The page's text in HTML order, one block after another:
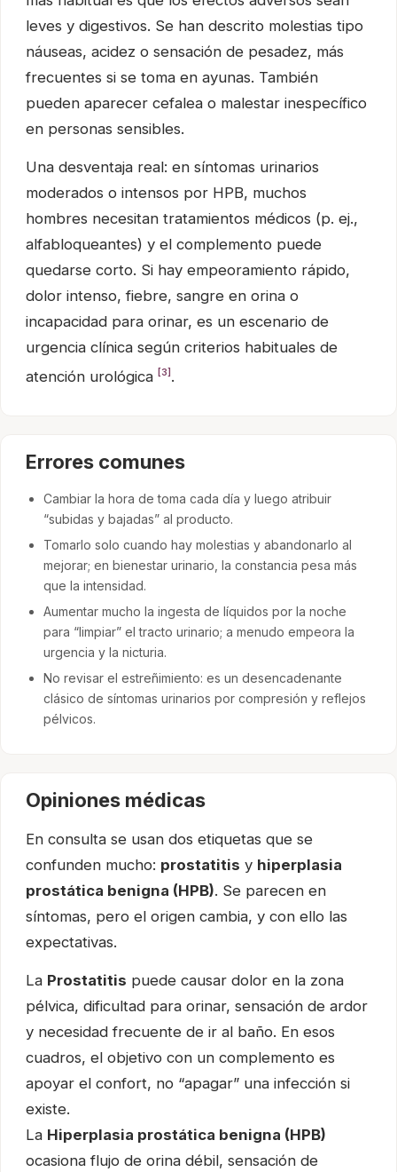
leves y digestivos. Se han descrito molestias tipo
náuseas, acidez o sensación de pesadez, más
frecuentes si se toma en ayunas. También
pueden aparecer cefalea o malestar inespecífico
en personas sensibles.
Una desventaja real: en síntomas urinarios
moderados o intensos por HPB, muchos
hombres necesitan tratamientos médicos (p. ej.,
alfabloqueantes) y el complemento puede
quedarse corto. Si hay empeoramiento rápido,
dolor intenso, fiebre, sangre en orina o
incapacidad para orinar, es un escenario de
urgencia clínica según criterios habituales de
atención urológica [3] .
Errores comunes
Cambiar la hora de toma cada día y luego atribuir
“subidas y bajadas” al producto.
Tomarlo solo cuando hay molestias y abandonarlo al
mejorar; en bienestar urinario, la constancia pesa más
que la intensidad.
Aumentar mucho la ingesta de líquidos por la noche
para “limpiar” el tracto urinario; a menudo empeora la
urgencia y la nicturia.
No revisar el estreñimiento: es un desencadenante
clásico de síntomas urinarios por compresión y reflejos
pélvicos.
Opiniones médicas
En consulta se usan dos etiquetas que se
confunden mucho: prostatitis y hiperplasia
prostática benigna (HPB). Se parecen en
síntomas, pero el origen cambia, y con ello las
expectativas.
La Prostatitis puede causar dolor en la zona
pélvica, dificultad para orinar, sensación de ardor
y necesidad frecuente de ir al baño. En esos
cuadros, el objetivo con un complemento es
apoyar el confort, no “apagar” una infección si
existe.
La Hiperplasia prostática benigna (HPB)
ocasiona flujo de orina débil, sensación de